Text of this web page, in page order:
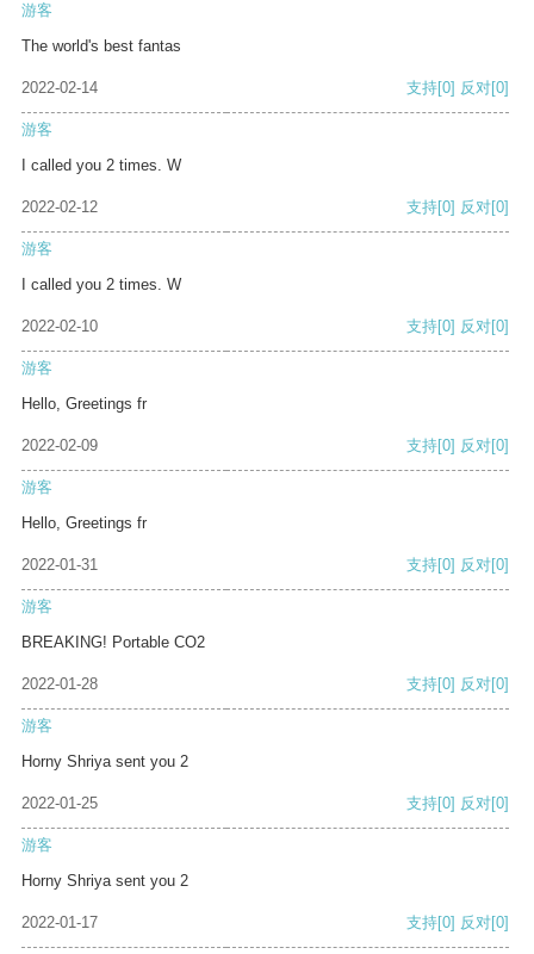
游客
The world's best fantas
2022-02-14 支持[0] 反对[0]
游客
I called you 2 times. W
2022-02-12 支持[0] 反对[0]
游客
I called you 2 times. W
2022-02-10 支持[0] 反对[0]
游客
Hello, Greetings fr
2022-02-09 支持[0] 反对[0]
游客
Hello, Greetings fr
2022-01-31 支持[0] 反对[0]
游客
BREAKING! Portable CO2
2022-01-28 支持[0] 反对[0]
游客
Horny Shriya sent you 2
2022-01-25 支持[0] 反对[0]
游客
Horny Shriya sent you 2
2022-01-17 支持[0] 反对[0]